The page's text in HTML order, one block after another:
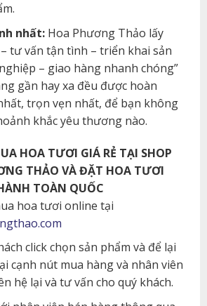
nhất:Hoa Phương Thảo lấy
tư vấn tận tình – triển khai sản
– giao hàng nhanh chóng”
gần hay xa đều được hoàn
trọn vẹn nhất, để bạn không
khắc yêu thương nào.
HOA TƯƠI GIÁ RẺ TẠI SHOP
THẢO VÀ ĐẶT HOA TƯƠI
TOÀN QUỐC
hoa tươi online tại
click chọn sản phẩm và để lại
cạnh nút mua hàng và nhân viên
hệ lại và tư vấn cho quý khách.